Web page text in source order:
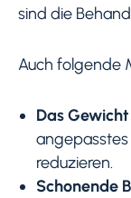
sind die
Auch folgende
Das
reduzieren.
Schonende